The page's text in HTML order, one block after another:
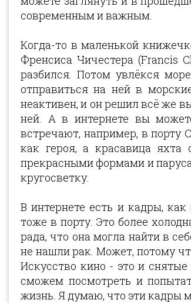
современным и важным.
Когда-то в маленькой
Френсиса Чичестера (Francis
разбился. Потом увлёкся
отправиться на ней в
неактивен, и он решил всё же
ней. А в интернете вы
встречают, например, в порту
как героя, а красавица
прекрасными формами и
кругосветку.
В интернете есть и кадры,
тоже в порту. Это более
рада, что она могла найти в
не нашли рак. Может, потому
Искусство кино - это и
сможем посмотреть и
жизнь. Я думаю, что эти кадры